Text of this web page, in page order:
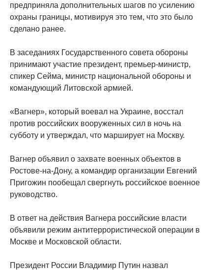
предприняла дополнительных шагов по усилению
охраны границы, мотивируя это тем, что это было
сделано ранее.
В заседаниях Государственного совета обороны
принимают участие президент, премьер-министр,
спикер Сейма, министр национальной обороны и
командующий Литовской армией.
«Вагнер», который воевал на Украине, восстал
против российских вооруженных сил в ночь на
субботу и утверждал, что марширует на Москву.
Вагнер объявил о захвате военных объектов в
Ростове-на-Дону, а командир организации Евгений
Пригожин пообещал свергнуть российское военное
руководство.
В ответ на действия Вагнера российские власти
объявили режим антитеррористической операции в
Москве и Московской области.
Президент России Владимир Путин назвал